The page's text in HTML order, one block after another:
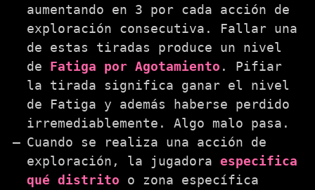
aumentando en 3 por cada acción de
exploración consecutiva. Fallar una
de estas tiradas produce un nivel
de Fatiga por Agotamiento . Pifiar
la tirada significa ganar el nivel
de Fatiga y además haberse perdido
irremediablemente. Algo malo pasa.
Cuando se realiza una acción de
exploración, la jugadora especifica
qué distrito o zona específica